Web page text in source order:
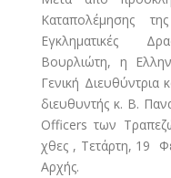
Καταπολέμησης
Εγκληματικές
Βουρλιώτη, η
Γενική
διευθυντής κ. Β.
Officers των
χθες , Τετάρτη, 19
Αρχής.